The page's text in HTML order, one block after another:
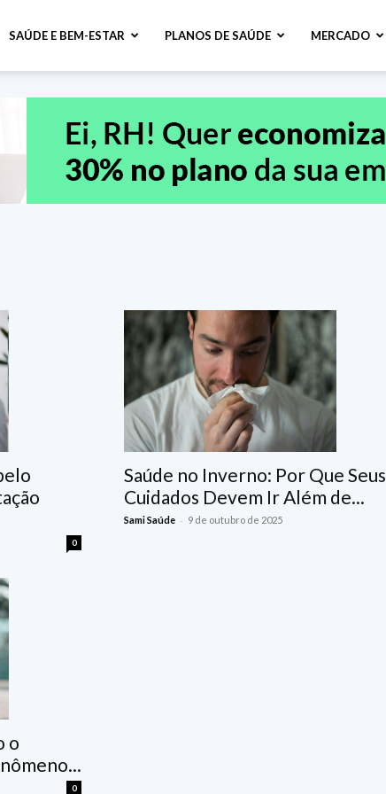
SAÚDE E BEM-ESTAR PLANOS DE SAÚDE MERCADO
0
Saúde no Inverno: Por Que Seus
Cuidados Devem Ir Além de...
Sami Saúde - 9 de outubro de 2025
o
0